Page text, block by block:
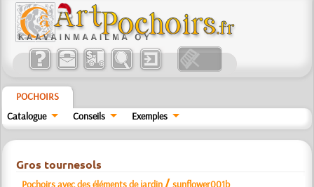
POCHOIRS
Catalogue
Conseils Exemples
Gros tournesols
Pochoirs avec des éléments de jardin /sunflower001b